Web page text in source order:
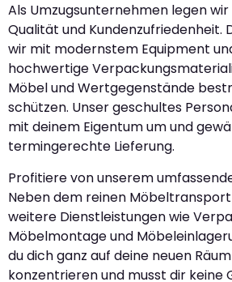
Als Umzugsunternehmen legen
Qualität und Kundenzufriedenheit.
wir mit modernstem Equipment
hochwertige
Möbel und Wertgegenstände
schützen. Unser geschultes
mit deinem Eigentum um und
termingerechte Lieferung.
Profitiere von unserem
Neben dem reinen
weitere Dienstleistungen wie
Möbelmontage und
du dich ganz auf deine neuen
konzentrieren und musst dir keine